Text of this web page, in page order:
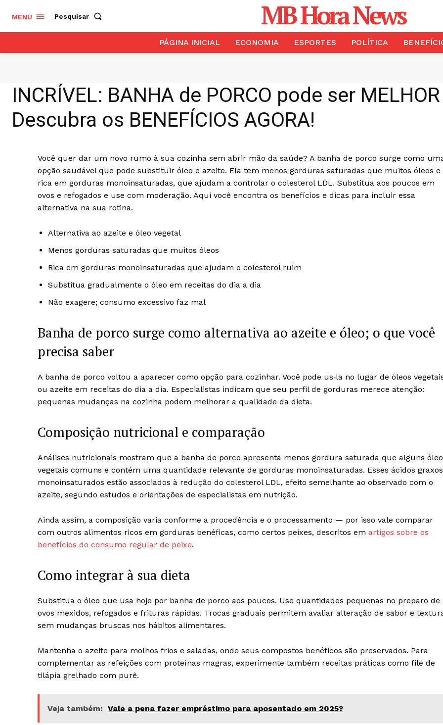
MENU Pesquisar MB Hora News
PÁGINA INICIAL ECONOMIA ESPORTES POLÍTICA
INCRÍVEL: BANHA de PORCO pode ser
Descubra os BENEFÍCIOS AGORA!
Você quer dar um novo rumo à sua cozinha sem abrir mão da saúde? A banha de porco surge como
opção saudável que pode substituir óleo e azeite. Ela tem menos gorduras saturadas que muitos óleos e
rica em gorduras monoinsaturadas, que ajudam a controlar o colesterol LDL. Substitua aos poucos em
ovos e refogados e use com moderação. Aqui você encontra os benefícios e dicas para incluir essa
alternativa na sua rotina.
Alternativa ao azeite e óleo vegetal
Menos gorduras saturadas que muitos óleos
Rica em gorduras monoinsaturadas que ajudam o colesterol ruim
Substitua gradualmente o óleo em receitas do dia a dia
Não exagere; consumo excessivo faz mal
Banha de porco surge como alternativa ao azeite e óleo; o que você
precisa saber
A banha de porco voltou a aparecer como opção para cozinhar. Você pode us‑la no lugar de óleos
ou azeite em receitas do dia a dia. Especialistas indicam que seu perfil de gorduras merece atenção:
pequenas mudanças na cozinha podem melhorar a qualidade da dieta.
Composição nutricional e comparação
Análises nutricionais mostram que a banha de porco apresenta menos gordura saturada que alguns
vegetais comuns e contém uma quantidade relevante de gorduras monoinsaturadas. Esses ácidos graxos
monoinsaturados estão associados à redução do colesterol LDL, efeito semelhante ao observado com o
azeite, segundo estudos e orientações de especialistas em nutrição.
Ainda assim, a composição varia conforme a procedência e o processamento — por isso vale comparar
com outros alimentos ricos em gorduras benéficas, como certos peixes, descritos em artigos sobre os
benefícios do consumo regular de peixe.
Como integrar à sua dieta
Substitua o óleo que usa hoje por banha de porco aos poucos. Use quantidades pequenas no preparo de
ovos mexidos, refogados e frituras rápidas. Trocas graduais permitem avaliar alteração de sabor e
sem mudanças bruscas nos hábitos alimentares.
Mantenha o azeite para molhos frios e saladas, onde seus compostos benéficos são preservados. Para
complementar as refeições com proteínas magras, experimente também receitas práticas como filé de
tilápia grelhado com purê.
Veja também: Vale a pena fazer empréstimo para aposentado em 2025?